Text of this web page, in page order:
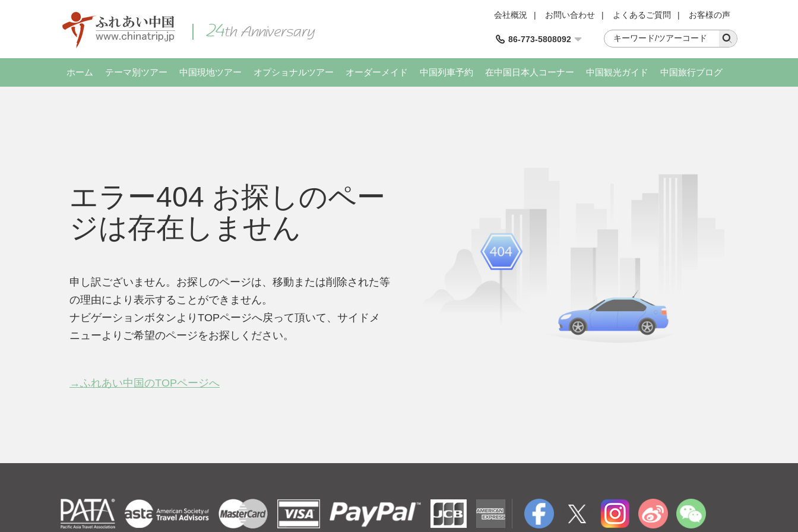
会社概況 | お問い合わせ | よくあるご質問 | お客様の声
86-773-5808092
ホーム テーマ別ツアー 中国現地ツアー オプショナルツアー オーダーメイド 中国列車予約 在中国日本人コーナー 中国観光ガイド 中国旅行ブログ
エラー404 お探しのペー
ジは存在しません
申し訳ございません。お探しのページは、移動または削除された等
の理由により表示することができません。
ナビゲーションボタンよりTOPページへ戻って頂いて、サイドメ
ニューよりご希望のページをお探しください。
→ふれあい中国のTOPページへ